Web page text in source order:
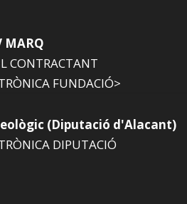
MARQ
CONTRACTANT
FUNDACIÓ>
(Diputació d'Alacant)
DIPUTACIÓ